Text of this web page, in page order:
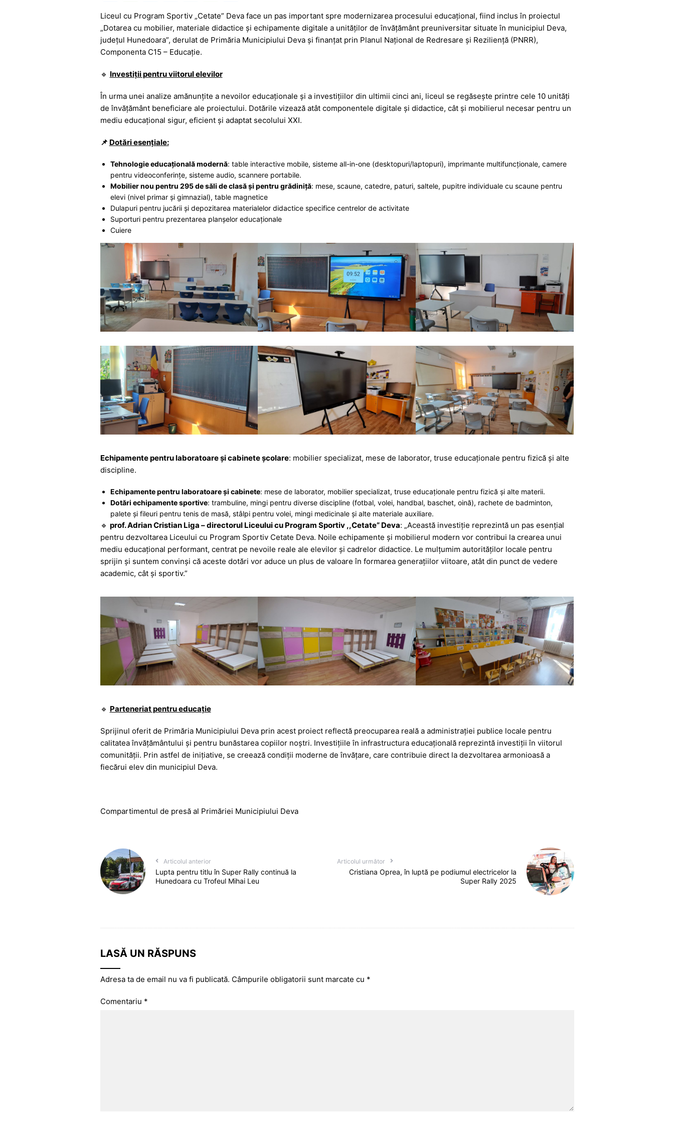
c
e
b
o
k
at
s
A
p
p
s
s
e
n
g
er
w
itt
er
e
gr
a
m
s
s
g
ar
ta
je
ă
Liceul cu Program Sportiv „Cetate” Deva face un pas important spre modernizarea procesului educațional, fiind inclus în proiectul
„Dotarea cu mobilier, materiale didactice și echipamente digitale a unităților de învățământ preuniversitar situate în municipiul Deva,
județul Hunedoara”, derulat de Primăria Municipiului Deva și finanțat prin Planul Național de Redresare și Reziliență (PNRR),
Componenta C15 – Educație.
🔹 Investiții pentru viitorul elevilor
În urma unei analize amănunțite a nevoilor educaționale și a investițiilor din ultimii cinci ani, liceul se regăsește printre cele 10 unități
de învățământ beneficiare ale proiectului. Dotările vizează atât componentele digitale și didactice, cât și mobilierul necesar pentru un
mediu educațional sigur, eficient și adaptat secolului XXI.
📌 Dotări esențiale:
Tehnologie educațională modernă: table interactive mobile, sisteme all-in-one (desktopuri/laptopuri), imprimante multifuncționale, camere
pentru videoconferințe, sisteme audio, scannere portabile.
Mobilier nou pentru 295 de săli de clasă și pentru grădiniță: mese, scaune, catedre, paturi, saltele, pupitre individuale cu scaune pentru
elevi (nivel primar și gimnazial), table magnetice
Dulapuri pentru jucării și depozitarea materialelor didactice specifice centrelor de activitate
Suporturi pentru prezentarea planșelor educaționale
Cuiere
Echipamente pentru laboratoare și cabinete școlare: mobilier specializat, mese de laborator, truse educaționale pentru fizică și alte
discipline.
Echipamente pentru laboratoare și cabinete: mese de laborator, mobilier specializat, truse educaționale pentru fizică și alte materii.
Dotări echipamente sportive: trambuline, mingi pentru diverse discipline (fotbal, volei, handbal, baschet, oină), rachete de badminton,
palete și fileuri pentru tenis de masă, stâlpi pentru volei, mingi medicinale și alte materiale auxiliare.
🔹 prof. Adrian Cristian Liga – directorul Liceului cu Program Sportiv ,,Cetate” Deva: „Această investiție reprezintă un pas esențial
pentru dezvoltarea Liceului cu Program Sportiv Cetate Deva. Noile echipamente și mobilierul modern vor contribui la crearea unui
mediu educațional performant, centrat pe nevoile reale ale elevilor și cadrelor didactice. Le mulțumim autorităților locale pentru
sprijin și suntem convinși că aceste dotări vor aduce un plus de valoare în formarea generațiilor viitoare, atât din punct de vedere
academic, cât și sportiv.”
🔹 Parteneriat pentru educație
Sprijinul oferit de Primăria Municipiului Deva prin acest proiect reflectă preocuparea reală a administrației publice locale pentru
calitatea învățământului și pentru bunăstarea copiilor noștri. Investițiile în infrastructura educațională reprezintă investiții în viitorul
comunității. Prin astfel de inițiative, se creează condiții moderne de învățare, care contribuie direct la dezvoltarea armonioasă a
fiecărui elev din municipiul Deva.
Compartimentul de presă al Primăriei Municipiului Deva
Articolul anterior
Lupta pentru titlu în Super Rally continuă la
Hunedoara cu Trofeul Mihai Leu
Articolul următor
Cristiana Oprea, în luptă pe podiumul electricelor la
Super Rally 2025
LASĂ UN RĂSPUNS
Adresa ta de email nu va fi publicată. Câmpurile obligatorii sunt marcate cu *
Comentariu *